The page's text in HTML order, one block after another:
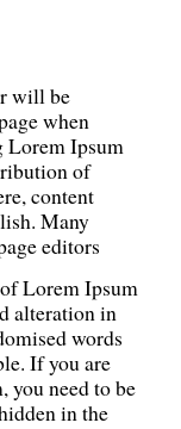
will be
when
Lorem Ipsum
of
content
Many
editors
Lorem Ipsum
alteration in
words
If you are
you need to be
in the